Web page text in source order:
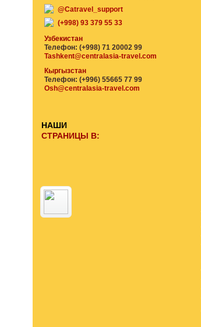
@Catravel_support
(+998) 93 379 55 33
Узбекистан
Телефон: (+998) 71 20002 99
Tashkent@centralasia-travel.com
Кыргызстан
Телефон: (+996) 55665 77 99
Osh@centralasia-travel.com
НАШИ
СТРАНИЦЫ В: